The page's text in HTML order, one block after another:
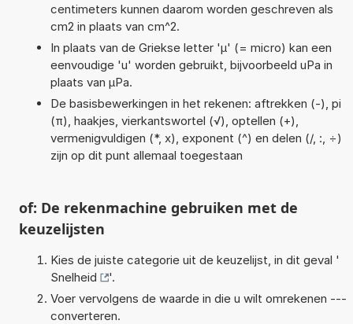
centimeters kunnen daarom worden geschreven als
cm2 in plaats van cm^2.
In plaats van de Griekse letter 'µ' (= micro) kan een
eenvoudige 'u' worden gebruikt, bijvoorbeeld uPa in
plaats van µPa.
De basisbewerkingen in het rekenen: aftrekken (-), pi
(π), haakjes, vierkantswortel (√), optellen (+),
vermenigvuldigen (*, x), exponent (^) en delen (/, :, ÷)
zijn op dit punt allemaal toegestaan
of: De rekenmachine gebruiken met de
keuzelijsten
Kies de juiste categorie uit de keuzelijst, in dit geval '
Snelheid
'.
Voer vervolgens de waarde in die u wilt omrekenen ---
converteren.